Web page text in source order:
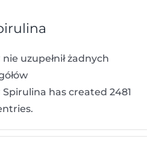
uzupełnił żadnych
Spirulina has created 2481